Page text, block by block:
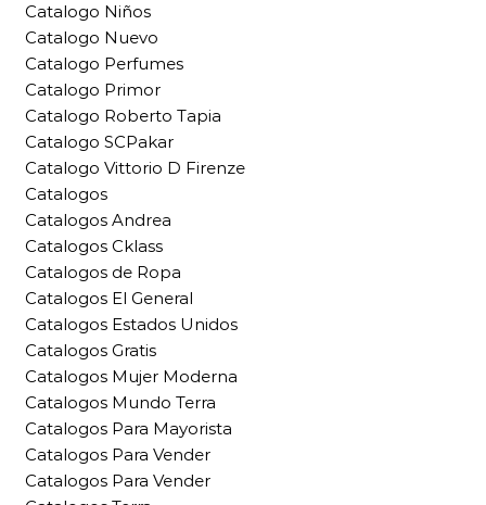
Catalogo Niños
Catalogo Nuevo
Catalogo Perfumes
Catalogo Primor
Catalogo Roberto Tapia
Catalogo SCPakar
Catalogo Vittorio D Firenze
Catalogos
Catalogos Andrea
Catalogos Cklass
Catalogos de Ropa
Catalogos El General
Catalogos Estados Unidos
Catalogos Gratis
Catalogos Mujer Moderna
Catalogos Mundo Terra
Catalogos Para Mayorista
Catalogos Para Vender
Catalogos Para Vender